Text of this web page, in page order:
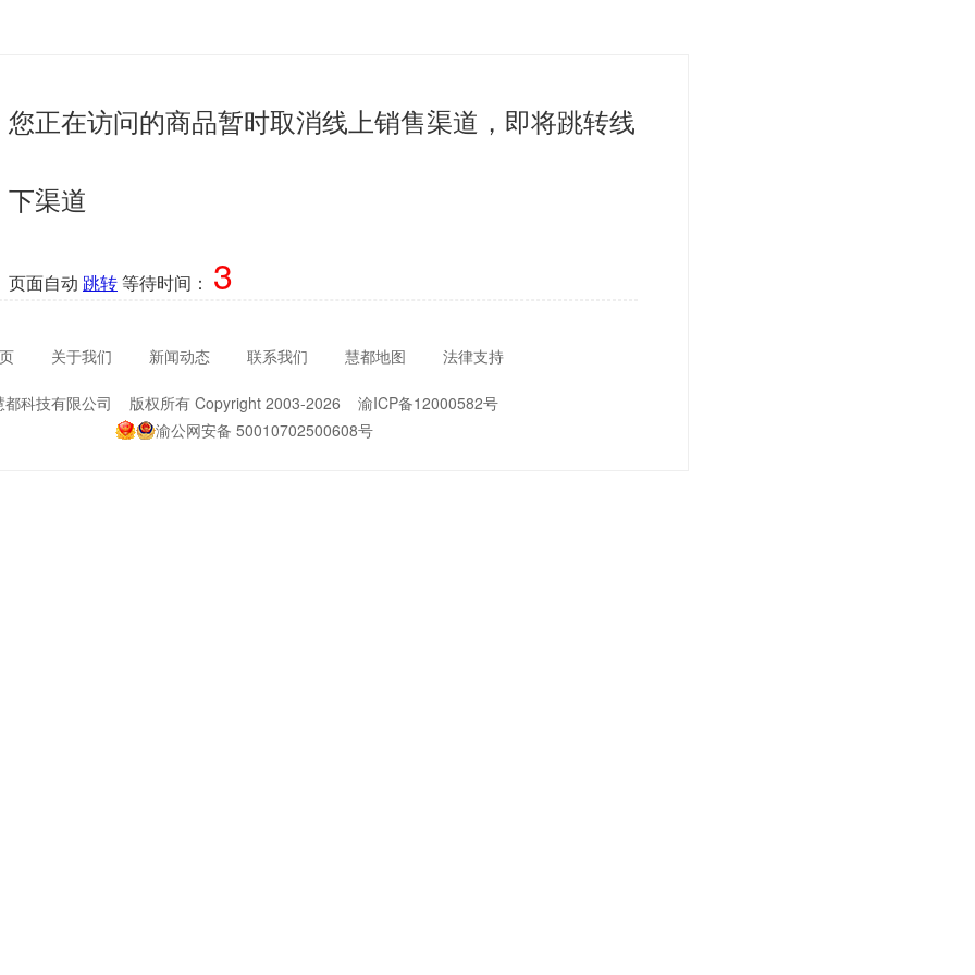
您正在访问的商品暂时取消线上销售渠道，即将跳转线
下渠道
页面自动 跳转等待时间： 2
关于我们 新闻动态 联系我们 慧都地图 法律支持
都科技有限公司 版权所有 Copyright 2003-2026 渝ICP备12000582号
渝公网安备 50010702500608号